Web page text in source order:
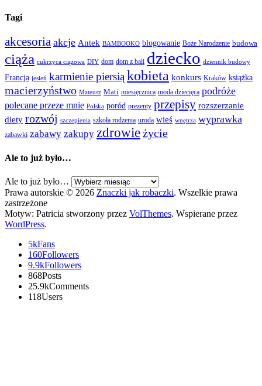
Tagi
akcesoria akcje Antek BAMBOOKO blogowanie Boże Narodzenie budowa
ciąża cukrzyca ciążowa DIY dom dom z bali dziecko dziennik budowy
Francja jesień karmienie piersiąkobieta konkurs Kraków książka
macierzyństwo Mateusz Mati miesięcznica moda dziecięca podróże
polecane przeze mnie Polska poród prezenty przepisy rozszerzanie
diety rozwój szczepienia szkoła rodzenia uroda wieś wnętrza wyprawka
zabawki zabawy zakupy zdrowieżycie
Ale to już było…
Ale to już było…
Prawa autorskie © 2026 Znaczki jak robaczki. Wszelkie prawa
zastrzeżone
Motyw: Patricia stworzony przez VolThemes. Wspierane przez
WordPress.
5kFans
160Followers
9.9kFollowers
868Posts
25.9kComments
118Users